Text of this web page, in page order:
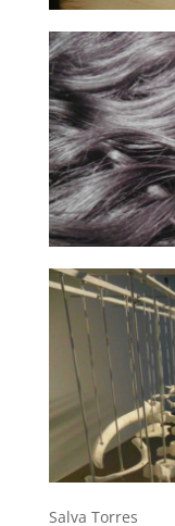
Salva Torres